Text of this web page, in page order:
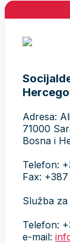
Adresa:
71000
Bosna i
Telefon:
Fax:
Služba
Telefon:
e-mail: